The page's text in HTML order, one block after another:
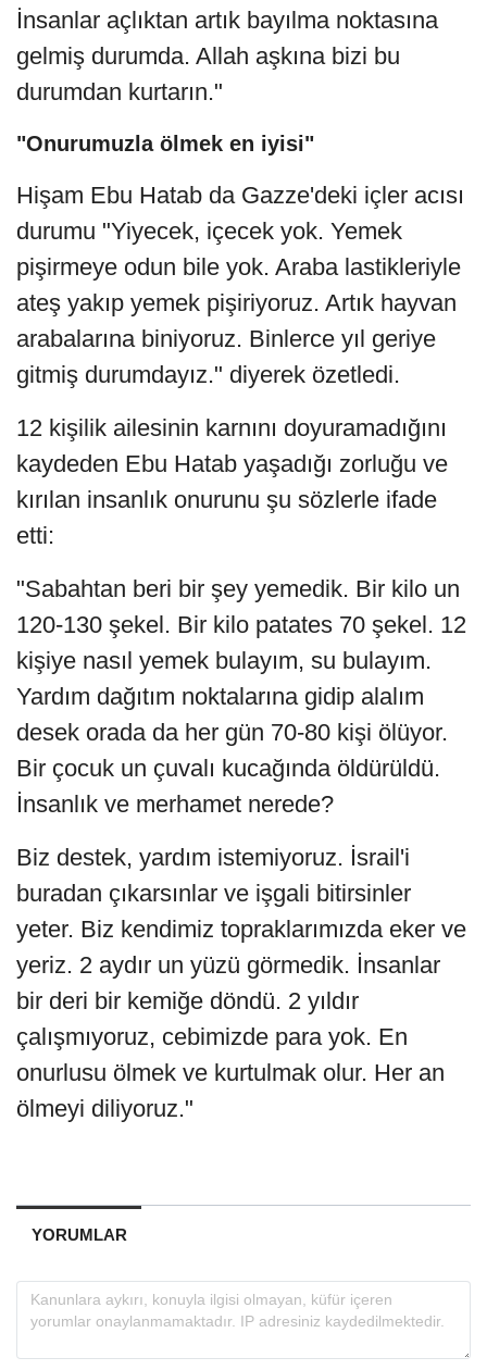
İnsanlar açlıktan artık bayılma noktasına
gelmiş durumda. Allah aşkına bizi bu
durumdan kurtarın."
"Onurumuzla ölmek en iyisi"
Hişam Ebu Hatab da Gazze'deki içler acısı
durumu "Yiyecek, içecek yok. Yemek
pişirmeye odun bile yok. Araba lastikleriyle
ateş yakıp yemek pişiriyoruz. Artık hayvan
arabalarına biniyoruz. Binlerce yıl geriye
gitmiş durumdayız." diyerek özetledi.
12 kişilik ailesinin karnını doyuramadığını
kaydeden Ebu Hatab yaşadığı zorluğu ve
kırılan insanlık onurunu şu sözlerle ifade
etti:
"Sabahtan beri bir şey yemedik. Bir kilo un
120-130 şekel. Bir kilo patates 70 şekel. 12
kişiye nasıl yemek bulayım, su bulayım.
Yardım dağıtım noktalarına gidip alalım
desek orada da her gün 70-80 kişi ölüyor.
Bir çocuk un çuvalı kucağında öldürüldü.
İnsanlık ve merhamet nerede?
Biz destek, yardım istemiyoruz. İsrail'i
buradan çıkarsınlar ve işgali bitirsinler
yeter. Biz kendimiz topraklarımızda eker ve
yeriz. 2 aydır un yüzü görmedik. İnsanlar
bir deri bir kemiğe döndü. 2 yıldır
çalışmıyoruz, cebimizde para yok. En
onurlusu ölmek ve kurtulmak olur. Her an
ölmeyi diliyoruz."
YORUMLAR